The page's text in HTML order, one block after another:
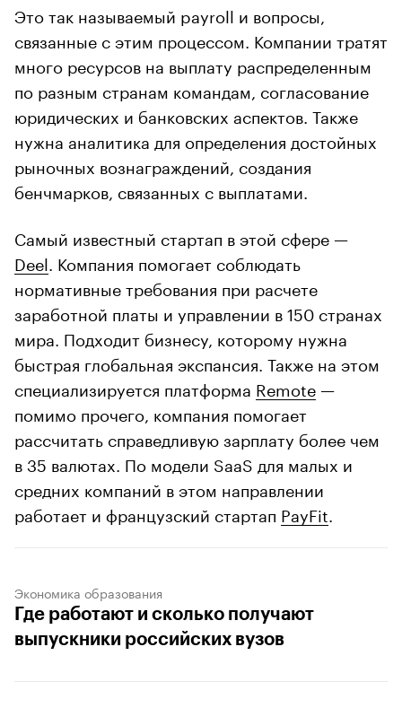
Это так называемый payroll и вопросы,
связанные с этим процессом. Компании тратят
много ресурсов на выплату распределенным
по разным странам командам, согласование
юридических и банковских аспектов. Также
нужна аналитика для определения достойных
рыночных вознаграждений, создания
бенчмарков, связанных с выплатами.
Самый известный стартап в этой сфере —
Deel . Компания помогает соблюдать
нормативные требования при расчете
заработной платы и управлении в 150 странах
мира. Подходит бизнесу, которому нужна
быстрая глобальная экспансия. Также на этом
специализируется платформа Remote —
помимо прочего, компания помогает
рассчитать справедливую зарплату более чем
в 35 валютах. По модели SaaS для малых и
средних компаний в этом направлении
работает и французский стартап PayFit
Экономика образования
Где работают и сколько получают
выпускники российских вузов